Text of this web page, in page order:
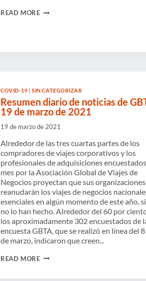
READ MORERESUMEN
COVID-19 |SIN CATEGORIZAR
Resumen diario de noticias de
19 de marzo de 2021
19 de marzo de 2021
Alrededor de las tres cuartas partes de los
compradores de viajes corporativos y los
profesionales de adquisiciones
mes por la Asociación Global de Viajes de
Negocios proyectan que sus organizaciones
reanudarán los viajes de negocios
esenciales en algún momento de este año,
no lo han hecho. Alrededor del 60 por
los aproximadamente 302 encuestados de
encuesta GBTA, que se realizó en línea del
de marzo, indicaron que creen...
READ MORERESUMEN